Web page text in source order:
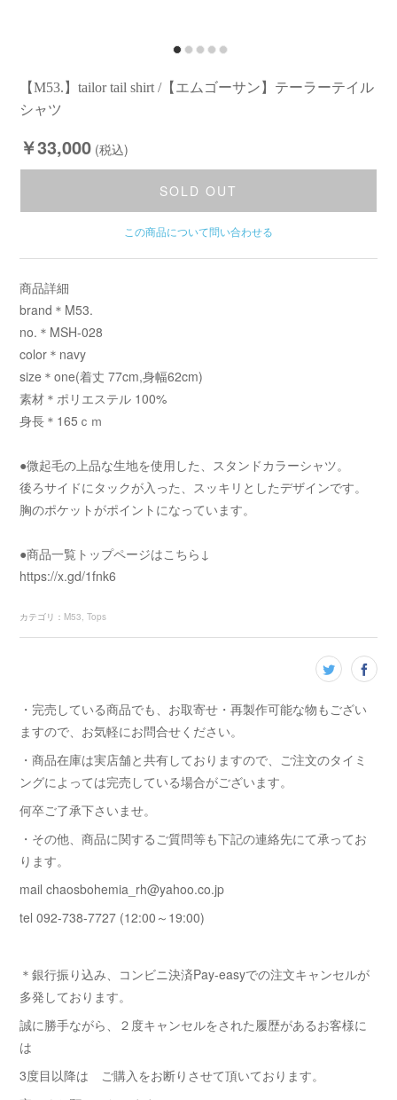
【M53.】tailor tail shirt /【エムゴーサン】テーラーテイル
シャツ
￥33,000 (税込)
SOLD OUT
この商品について問い合わせる
商品詳細
brand＊M53.
no.＊MSH-028
color＊navy
size＊one(着丈 77cm,身幅62cm)
素材＊ポリエステル 100%
身長＊165ｃｍ
●微起毛の上品な生地を使用した、スタンドカラーシャツ。
後ろサイドにタックが入った、スッキリとしたデザインです。
胸のポケットがポイントになっています。
●商品一覧トップページはこちら↓
https://x.gd/1fnk6
カテゴリ ： M53 Tops
・完売している商品でも、お取寄せ・再製作可能な物もござい
ますので、お気軽にお問合せください。
・商品在庫は実店舗と共有しておりますので、ご注文のタイミ
ングによっては完売している場合がございます。
何卒ご了承下さいませ。
・その他、商品に関するご質問等も下記の連絡先にて承ってお
ります。
mail chaosbohemia_rh@yahoo.co.jp
tel 092-738-7727 (12:00～19:00)
＊銀行振り込み、コンビニ決済Pay-easyでの注文キャンセルが
多発しております。
誠に勝手ながら、２度キャンセルをされた履歴があるお客様に
は
3度目以降は ご購入をお断りさせて頂いております。